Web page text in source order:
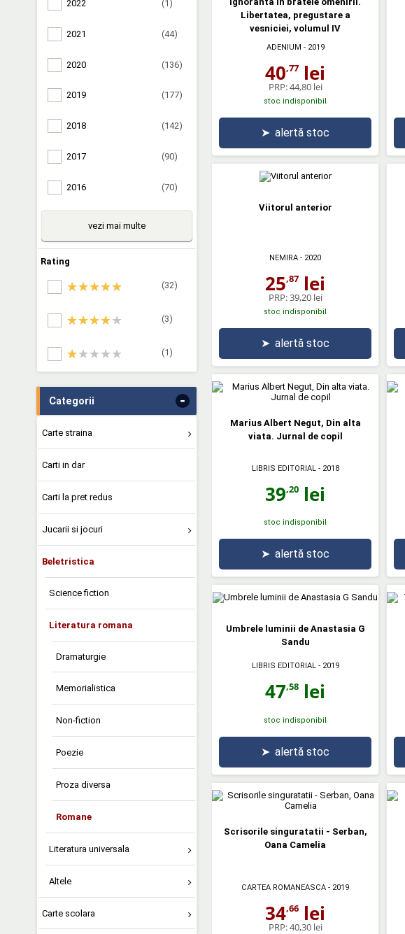
2022 (1)
2021 (44)
2020 (136)
2019 (177)
2018 (142)
2017 (90)
2016 (70)
vezi mai multe
Rating
(32)
(3)
(1)
Categorii -
Carte straina
Carti in dar
Carti la pret redus
Jucarii si jocuri
Beletristica
Science fiction
Literatura romana
Dramaturgie
Memorialistica
Non-fiction
Poezie
Proza diversa
Romane
Literatura universala
Altele
Carte scolara
Libertatea, pregustare a
vesniciei, volumul IV
ADENIUM - 2019
40,77 lei
PRP:44,80 lei
stoc indisponibil
➤ alertă stoc
Viitorul anterior
NEMIRA - 2020
25,87 lei
PRP:39,20 lei
stoc indisponibil
➤ alertă stoc
Marius Albert Negut, Din alta
viata. Jurnal de copil
LIBRIS EDITORIAL - 2018
39,20 lei
stoc indisponibil
➤ alertă stoc
Umbrele luminii de Anastasia G
Sandu
LIBRIS EDITORIAL- 2019
47,58 lei
stoc indisponibil
➤ alertă stoc
Scrisorile singuratatii - Serban,
Oana Camelia
CARTEA ROMANEASCA - 2019
34,66 lei
PRP:40,30 lei